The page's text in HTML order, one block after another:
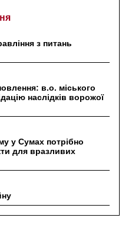
з питань
в.о. міського
наслідків ворожої
у Сумах потрібно
для вразливих